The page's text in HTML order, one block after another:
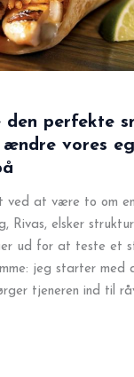
den perfekte
vores
ved at være to om
Rivas, elsker
ud for at teste et
jeg starter med
tjeneren ind til